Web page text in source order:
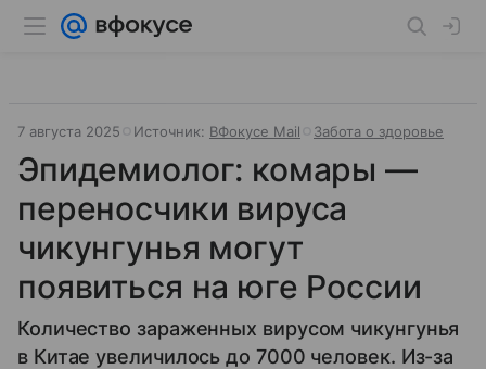
7 августа 2025 Источник: ВФокусе Mail Забота о здоровье
Эпидемиолог: комары —
переносчики вируса
чикунгунья могут
появиться на юге России
Количество зараженных вирусом чикунгунья
в Китае увеличилось до 7000 человек. Из-за